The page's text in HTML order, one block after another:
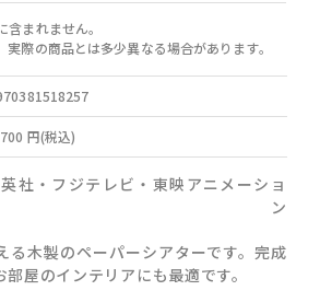
まれません。
際の商品とは多少異なる場合があります。
円(税込)
社・フジテレビ・東映アニメーショ
ン
る木製のペーパーシアターです。完成
屋のインテリアにも最適です。